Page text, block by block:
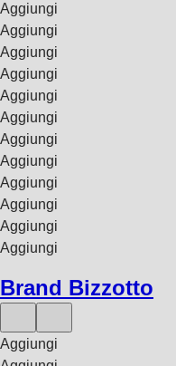
Aggiungi
Aggiungi
Aggiungi
Aggiungi
Aggiungi
Aggiungi
Aggiungi
Aggiungi
Aggiungi
Aggiungi
Aggiungi
Aggiungi
Brand Bizzotto
Aggiungi